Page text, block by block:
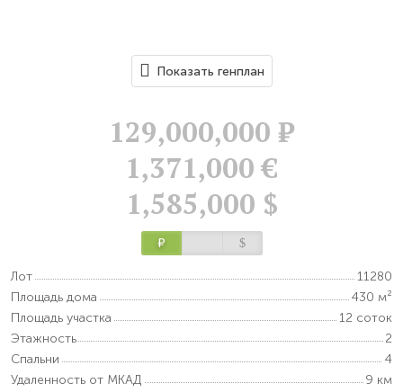
Показать генплан
129,000,000 Р
1,371,000 €
1,585,000 $
Р $
Лот
11280
Площадь дома
430 м²
Площадь участка
12 соток
Этажность
2
Спальни
4
Удаленность от МКАД
9 км